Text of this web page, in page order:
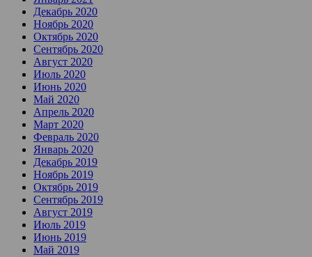
Декабрь 2020
Ноябрь 2020
Октябрь 2020
Сентябрь 2020
Август 2020
Июль 2020
Июнь 2020
Май 2020
Апрель 2020
Март 2020
Февраль 2020
Январь 2020
Декабрь 2019
Ноябрь 2019
Октябрь 2019
Сентябрь 2019
Август 2019
Июль 2019
Июнь 2019
Май 2019